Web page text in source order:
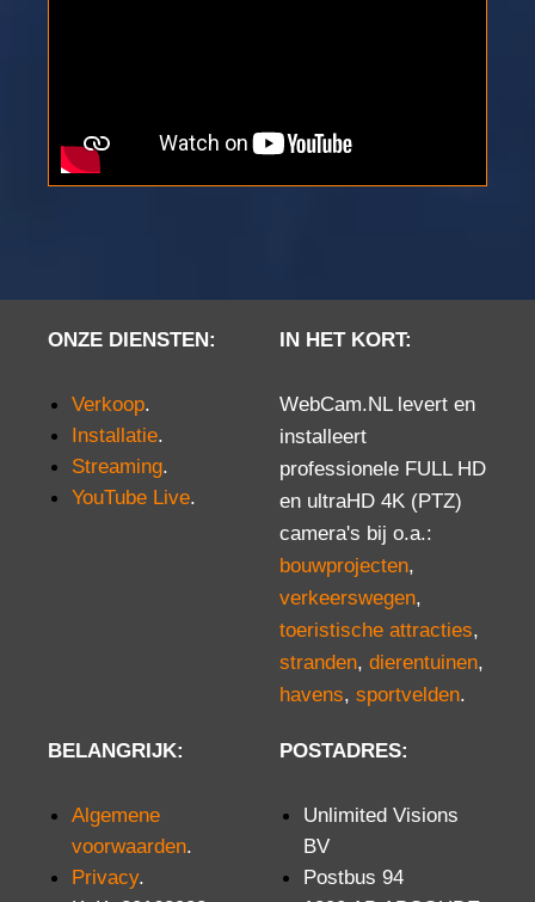
ONZE DIENSTEN:
Verkoop.
Installatie.
Streaming.
YouTube Live.
IN HET KORT:
WebCam.NL levert en
installeert
professionele FULL HD
en ultraHD 4K (PTZ)
camera's bij o.a.:
bouwprojecten,
verkeerswegen,
toeristische attracties,
stranden, dierentuinen,
havens, sportvelden.
BELANGRIJK:
Algemene
voorwaarden.
Privacy.
POSTADRES:
Unlimited Visions
BV
Postbus 94